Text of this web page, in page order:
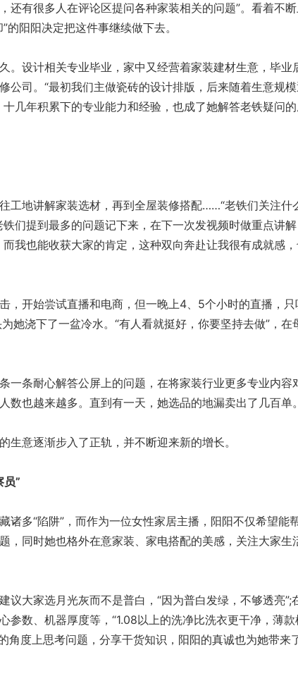
还有很多人在评论区提问各种家装相关的问题”。看着不
阳阳决定把这件事继续做下去。
设计相关专业毕业，家中又经营着家装建材生意，毕业
公司。“最初我们主做瓷砖的设计排版，后来随着生意规
几年积累下的专业能力和经验，也成了她解答老铁疑问
地讲解家装选材，再到全屋装修搭配……“老铁们关注什
们提到最多的问题记下来，在下一次发视频时做重点讲解
我也能收获大家的肯定，这种双向奔赴让我很有成就感
开始尝试直播和电商，但一晚上4、5个小时的直播，只
她浇下了一盆冷水。“有人看就挺好，你要坚持去做”，在
条耐心解答公屏上的问题，在将家装行业更多专业内容
数也越来越多。直到有一天，她选品的地漏卖出了几百单。
意逐渐步入了正轨，并不断迎来新的增长。
”
多“陷阱”，而作为一位女性家居主播，阳阳不仅希望能
，同时她也格外在意家装、家电搭配的美感，关注大家生
大家选月光灰而不是普白，“因为普白发绿，不够透亮”;
参数、机器厚度等，“1.08以上的洗净比洗衣更干净，薄款
角度上思考问题，分享干货知识，阳阳的真诚也为她带来